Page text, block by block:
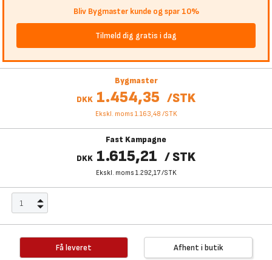
Bliv Bygmaster kunde og spar 10%
Tilmeld dig gratis i dag
Bygmaster
DKK 1.454,35 /STK
Ekskl. moms 1.163,48 /STK
Fast Kampagne
DKK 1.615,21 /STK
Ekskl. moms 1.292,17/STK
Få leveret Afhent i butik